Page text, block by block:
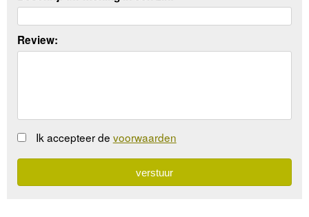
Review:
Ik accepteer de voorwaarden